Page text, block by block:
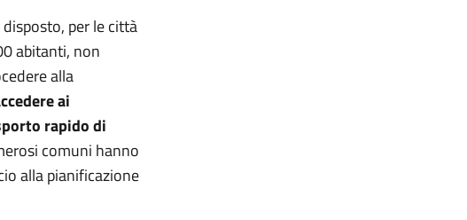
per le città
abitanti, non
alla
ai
rapido di
comuni hanno
alla pianificazione